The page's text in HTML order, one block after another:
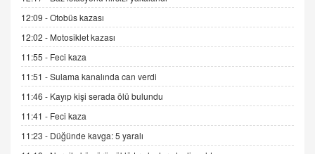
Sednaya
11.12.2024 12:30
DR. EKREM ASLAN
Gerçek Ne, Algı Ne? "Beraber Yürüyoruz"
Cümlesinin Peşinden
19.07.2025 12:45
GÖNÜL MENEKŞE
Şifacının Yolu
04.11.2025 12:56
12:09 -Otobüs kazası
12:02 - Motosiklet kazası
11:55 - Feci kaza
11:51 -Sulama kanalında can verdi
11:46 - Kayıp kişi serada ölü bulundu
11:41 - Feci kaza
11:23 - Düğünde kavga: 5 yaralı